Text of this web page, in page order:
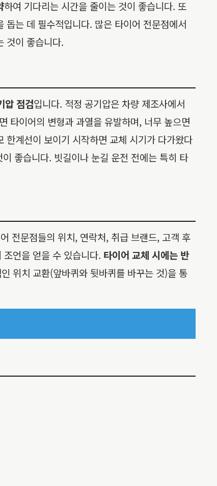
하여 기다리는 시간을 줄이는 것이 좋습니다. 또
는 데 필수적입니다. 많은 타이어 전문점에서
것이 좋습니다.
압 점검입니다. 적정 공기압은 차량 제조사에서
타이어의 변형과 과열을 유발하며, 너무 높으면
계선이 보이기 시작하면 교체 시기가 다가왔다
좋습니다. 빗길이나 눈길 운전 전에는 특히 타
전문점들의 위치, 연락처, 취급 브랜드, 고객 후
언을 얻을 수 있습니다. 타이어 교체 시에는 반
위치 교환(앞바퀴와 뒷바퀴를 바꾸는 것)을 통